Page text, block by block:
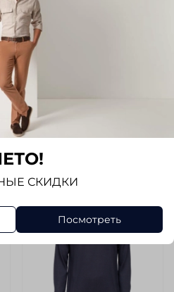
Длина по спинке (Без
категории)
72
Обхват груди (Без категории)
14 980 руб
12 433 руб
СКИДКИ
Посмотреть